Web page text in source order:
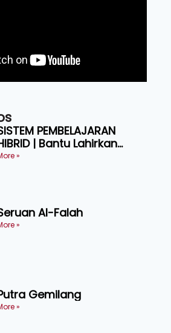
PEMBELAJARAN
| Bantu Lahirkan
Cekap, Berdaya
»
Al-Falah
»
Gemilang
»